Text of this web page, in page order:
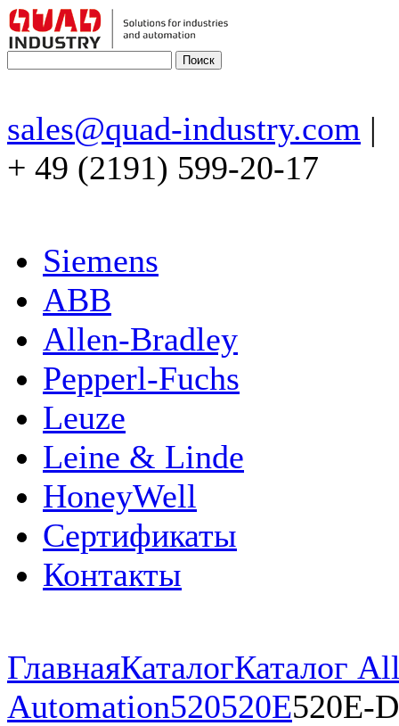
sales@quad-industry.com |
+ 49 (2191) 599-20-17
Siemens
ABB
Allen-Bradley
Pepperl-Fuchs
Leuze
Leine & Linde
HoneyWell
Сертификаты
Контакты
ГлавнаяКаталогКаталог
Automation520520E520E-D